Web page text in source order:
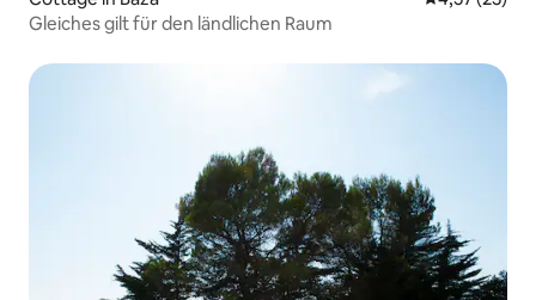
Gleiches gilt für den ländlichen Raum